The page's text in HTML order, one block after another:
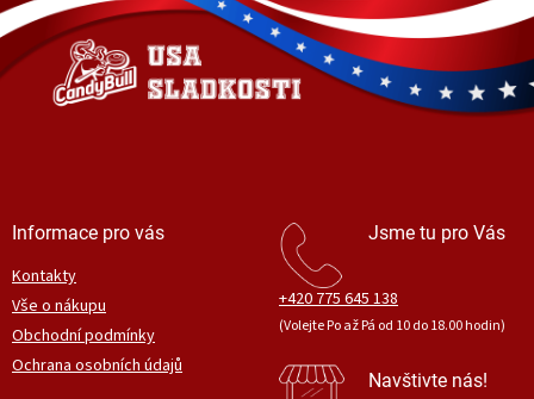
a
í
Informace pro vás
Kontakty
Vše o nákupu
Obchodní podmínky
Ochrana osobních údajů
Jsme tu pro Vás
+420 775 645 138
(Volejte Po až Pá od 10 do 18.00 hodin)
Navštivte nás!